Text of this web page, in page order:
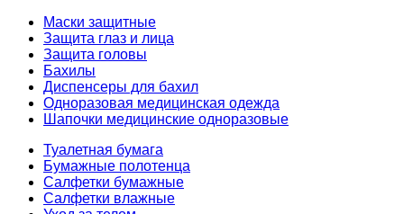
Маски защитные
Защита глаз и лица
Защита головы
Бахилы
Диспенсеры для бахил
Одноразовая медицинская одежда
Шапочки медицинские одноразовые
Туалетная бумага
Бумажные полотенца
Салфетки бумажные
Салфетки влажные